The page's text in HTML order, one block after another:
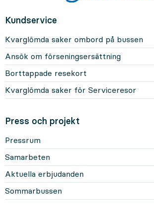
Kundservice
Kvarglömda saker ombord på bussen
Ansök om förseningsersättning
Borttappade resekort
Kvarglömda saker för Serviceresor
Press och projekt
Pressrum
Samarbeten
Aktuella erbjudanden
Sommarbussen